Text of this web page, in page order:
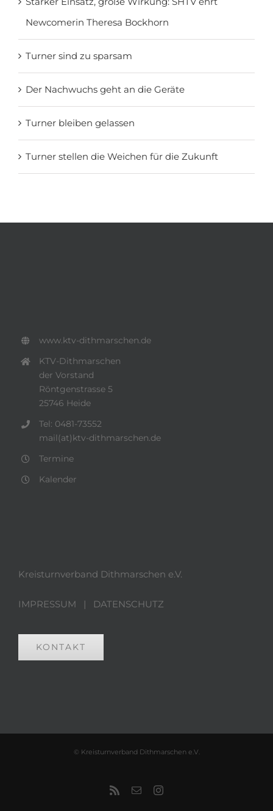
Newcomerin Theresa Bockhorn
Turner sind zu sparsam
Der Nachwuchs geht an die Geräte
Turner bleiben gelassen
Turner stellen die Weichen für die Zukunft
www.ktv-dithmarschen.de
KTV-Dithmarschen
der Vorstand
Röntgenstrasse 5
25746 Heide
Tel: 0481-73552
mail(at)ktv-dithmarschen.de
Termine
Kalender
Kreisturnverband Dithmarschen e.V.
IMPRESSUM | DATENSCHUTZ
KONTAKT
© Kreisturnverband Dithmarschen e.V.
Rss
E-
Instagram